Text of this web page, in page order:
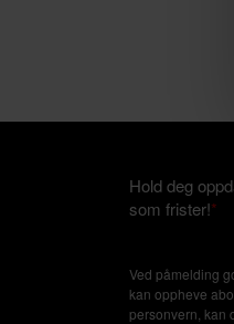
Hold deg
som frister!*
Ved påmelding
kan oppheve
personvern, kan